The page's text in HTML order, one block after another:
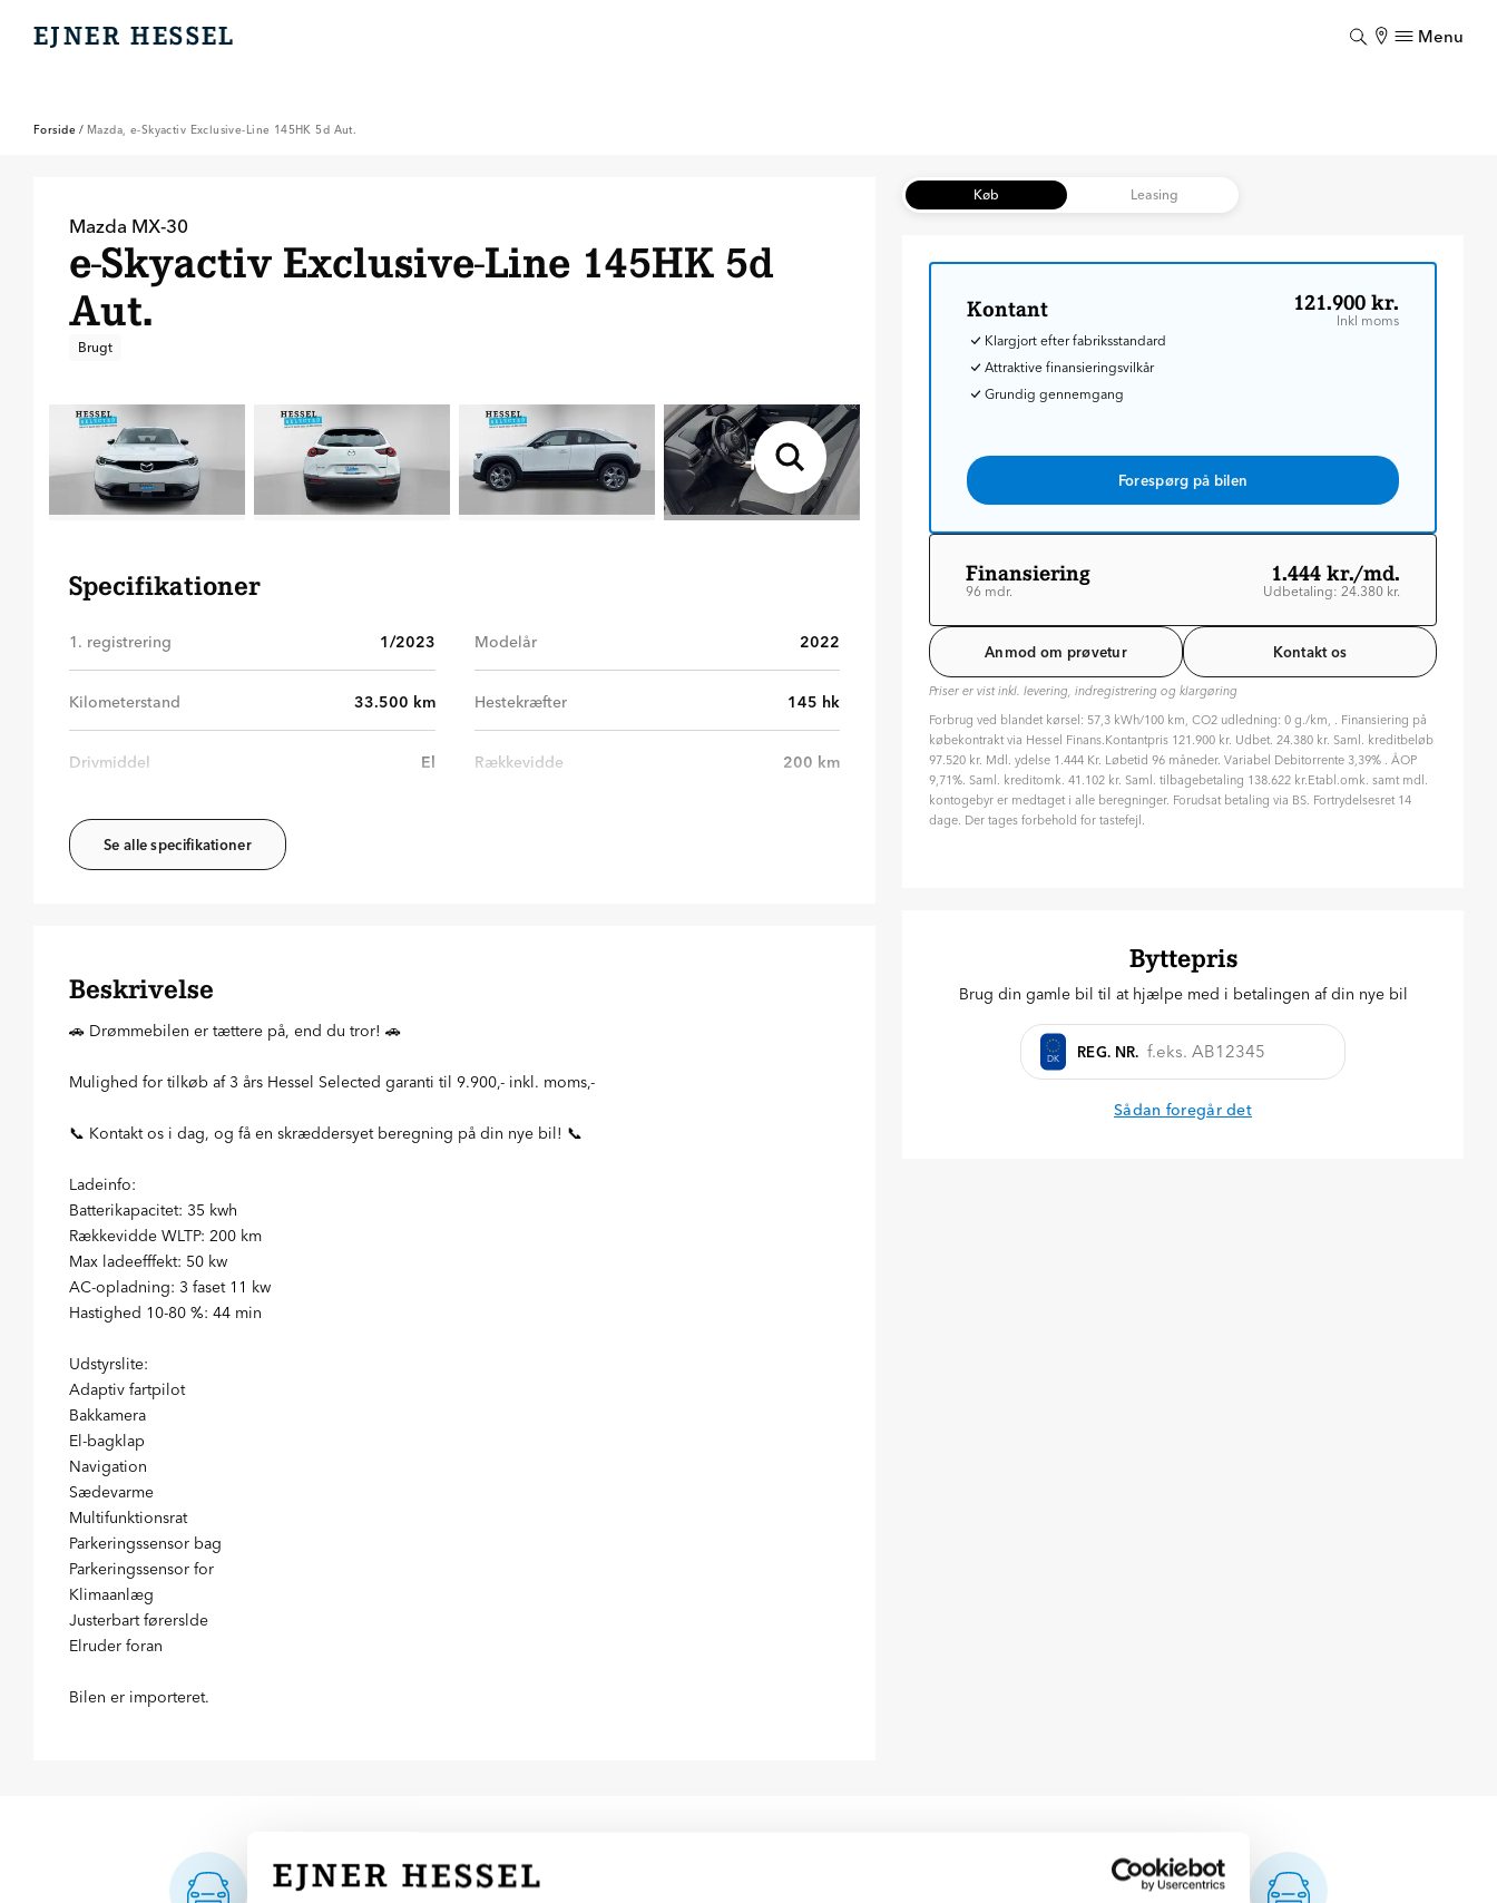
EJNER HESSEL Menu
Forside / Mazda, e-Skyactiv Exclusive-Line 145HK 5d Aut.
Mazda MX-30
e-Skyactiv Exclusive-Line 145HK 5d
Aut.
Brugt
+ 8
Specifikationer
1. registrering 1/2023 Modelår 2022
Kilometerstand 33.500 km Hestekræfter 145 hk
Drivmiddel El Rækkevidde 200 km
Se alle specifikationer
Beskrivelse
🚗 Drømmebilen er tættere på, end du tror! 🚗
Mulighed for tilkøb af 3 års Hessel Selected garanti til 9.900,- inkl. moms,-
📞 Kontakt os i dag, og få en skræddersyet beregning på din nye bil! 📞
Ladeinfo:
Batterikapacitet: 35 kwh
Rækkevidde WLTP: 200 km
Max ladeefffekt: 50 kw
AC-opladning: 3 faset 11 kw
Hastighed 10-80 %: 44 min
Udstyrslite:
Adaptiv fartpilot
Bakkamera
El-bagklap
Navigation
Sædevarme
Multifunktionsrat
Parkeringssensor bag
Parkeringssensor for
Klimaanlæg
Justerbart førerslde
Elruder foran
Bilen er importeret.
Køb Leasing
Kontant 121.900 kr.
Inkl moms
Klargjort efter fabriksstandard
Attraktive finansieringsvilkår
Grundig gennemgang
Forespørg på bilen
Finansiering
96 mdr.
1.444 kr./md.
Udbetaling: 24.380 kr.
Tilpas din aftale
Hvilken type rente ønsker du?
Variabel
Fast
Hvor længe skal finansieringen løbe? (måneder)
20
%
Forespørg på bilen
Anmod om prøvetur Kontakt os
Priser er vist inkl. levering, indregistrering og klargøring
Forbrug ved blandet kørsel: 57,3 kWh/100 km, CO2 udledning: 0 g./km, . Finansiering på
købekontrakt via Hessel Finans.Kontantpris 121.900 kr. Udbet. 24.380 kr. Saml. kreditbeløb
97.520 kr. Mdl. ydelse 1.444 Kr. Løbetid 96 måneder. Variabel Debitorrente 3,39% . ÅOP
9,71%. Saml. kreditomk. 41.102 kr. Saml. tilbagebetaling 138.622 kr.Etabl.omk. samt mdl.
kontogebyr er medtaget i alle beregninger. Forudsat betaling via BS. Fortrydelsesret 14
dage. Der tages forbehold for tastefejl.
Byttepris
Brug din gamle bil til at hjælpe med i betalingen af din nye bil
DK REG. NR.
Sådan foregår det
Luk